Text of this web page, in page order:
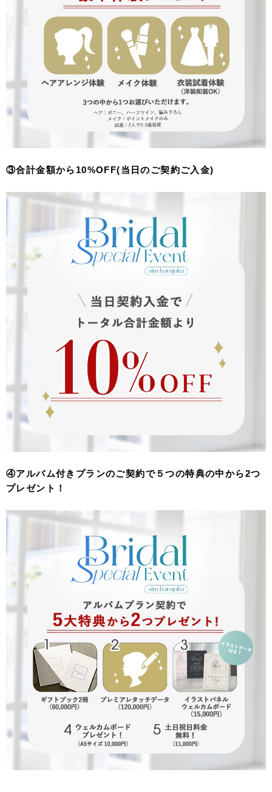
③合計金額から10%OFF(当日のご契約ご入金)
④アルバム付きプランのご契約で５つの特典の中から2つ
プレゼント！